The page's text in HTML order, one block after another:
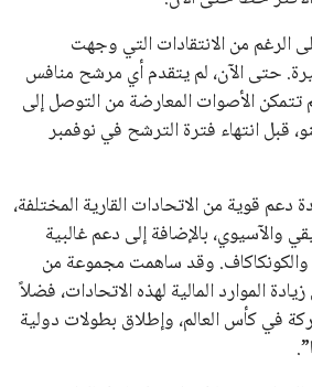
فؤاد 18 يوليو 2026
لتحصل على أحدث الأخبار، التحديثات
صندوق بريدك
اشتراك
ايوا مصر